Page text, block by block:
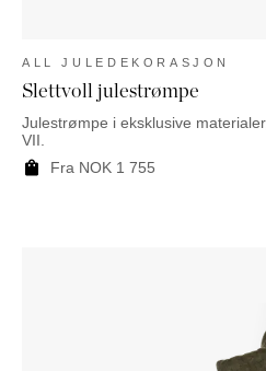
ALL JULEDEKORASJON
Slettvoll julestrømpe
Julestrømpe i eksklusive
VII.
Fra NOK 1 755